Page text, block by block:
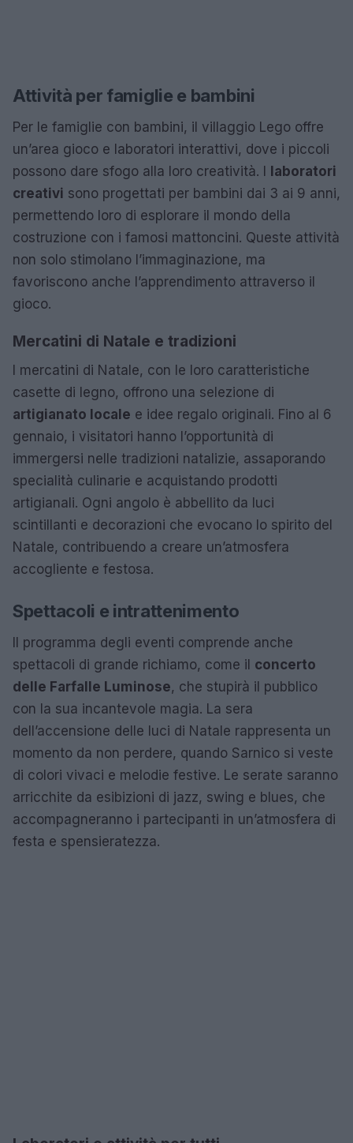
Attività per famiglie e bambini
Per le famiglie con bambini, il villaggio Lego offre
un’area gioco e laboratori interattivi, dove i piccoli
possono dare sfogo alla loro creatività. I laboratori
creativi sono progettati per bambini dai 3 ai 9 anni,
permettendo loro di esplorare il mondo della
costruzione con i famosi mattoncini. Queste attività
non solo stimolano l’immaginazione, ma
favoriscono anche l’apprendimento attraverso il
gioco.
Mercatini di Natale e tradizioni
I mercatini di Natale, con le loro caratteristiche
casette di legno, offrono una selezione di
artigianato locale e idee regalo originali. Fino al 6
gennaio, i visitatori hanno l’opportunità di
immergersi nelle tradizioni natalizie, assaporando
specialità culinarie e acquistando prodotti
artigianali. Ogni angolo è abbellito da luci
scintillanti e decorazioni che evocano lo spirito del
Natale, contribuendo a creare un’atmosfera
accogliente e festosa.
Spettacoli e intrattenimento
Il programma degli eventi comprende anche
spettacoli di grande richiamo, come il concerto
delle Farfalle Luminose, che stupirà il pubblico
con la sua incantevole magia. La sera
dell’accensione delle luci di Natale rappresenta un
momento da non perdere, quando Sarnico si veste
di colori vivaci e melodie festive. Le serate saranno
arricchite da esibizioni di jazz, swing e blues, che
accompagneranno i partecipanti in un’atmosfera di
festa e spensieratezza.